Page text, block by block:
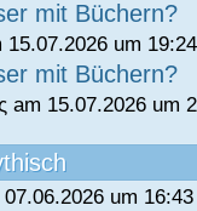
mit Büchern?
15.07.2026 um
mit Büchern?
am 15.07.2026 um
07.06.2026 um